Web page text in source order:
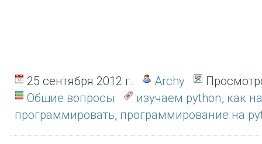
25 сентября 2012 г. Archy
Общие вопросы
изучаем python, как
программировать, программирование на